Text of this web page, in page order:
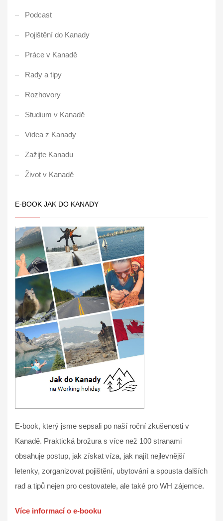
Podcast
Pojištění do Kanady
Práce v Kanadě
Rady a tipy
Rozhovory
Studium v Kanadě
Videa z Kanady
Zažijte Kanadu
Život v Kanadě
E-BOOK JAK DO KANADY
E-book, který jsme sepsali po naší roční zkušenosti v
Kanadě. Praktická brožura s více než 100 stranami
obsahuje postup, jak získat víza, jak najít nejlevnější
letenky, zorganizovat pojištění, ubytování a spousta dalších
rad a tipů nejen pro cestovatele, ale také pro WH zájemce.
Více informací o e-booku